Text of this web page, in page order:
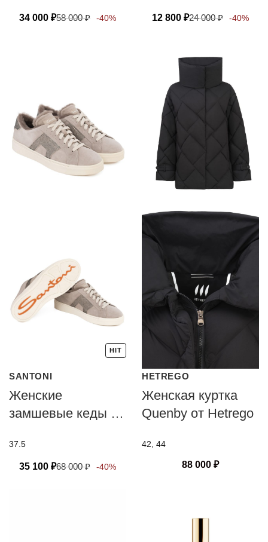
34 000 ₽58 000₽ -40% 12 800 ₽24 000₽ -40%
HIT
SANTONI
Женские
замшевые кеды с
37.5
35 100 ₽68 000₽ -40%
HETREGO
Женская куртка
Quenby от Hetrego
42, 44
88 000 ₽